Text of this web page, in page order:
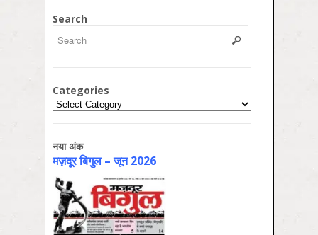
Search
Categories
Categories
नया अंक
मज़दूर बिगुल – जून 2026